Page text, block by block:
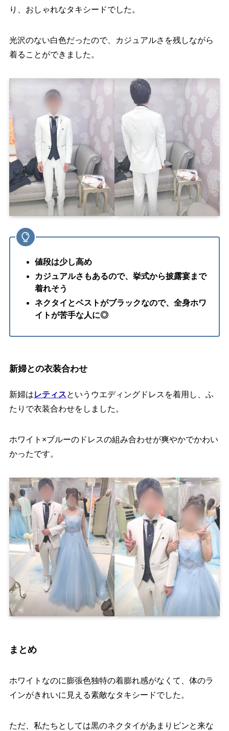
り、おしゃれなタキシードでした。
光沢のない白色だったので、カジュアルさを残しながら
着ることができました。
値段は少し高め
カジュアルさもあるので、挙式から披露宴まで
着れそう
ネクタイとベストがブラックなので、 全身ホワ
イトが苦手な人に◎
新婦との衣装合わせ
新婦はレティスというウエディングドレスを着用し、ふ
たりで衣装合わせをしました。
ホワイト×ブルーのドレスの組み合わせが爽やかでかわい
かったです。
まとめ
ホワイトなのに膨張色独特の着膨れ感がなくて、体のラ
インがきれいに見える素敵なタキシードでした。
ただ、私たちとしては黒のネクタイがあまりピンと来な